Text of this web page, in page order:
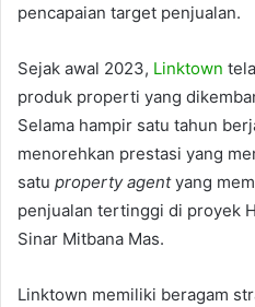
pencapaian target penjualan.
Sejak awal 2023, Linktown
produk properti yang
Selama hampir satu tahun
menorehkan prestasi yang
satu property agentyang
penjualan tertinggi di proyek
Sinar Mitbana Mas.
Linktown memiliki beragam